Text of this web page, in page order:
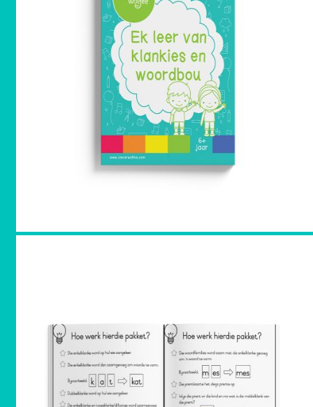
English
Native
Why people love us
Meet our team
Get in touch